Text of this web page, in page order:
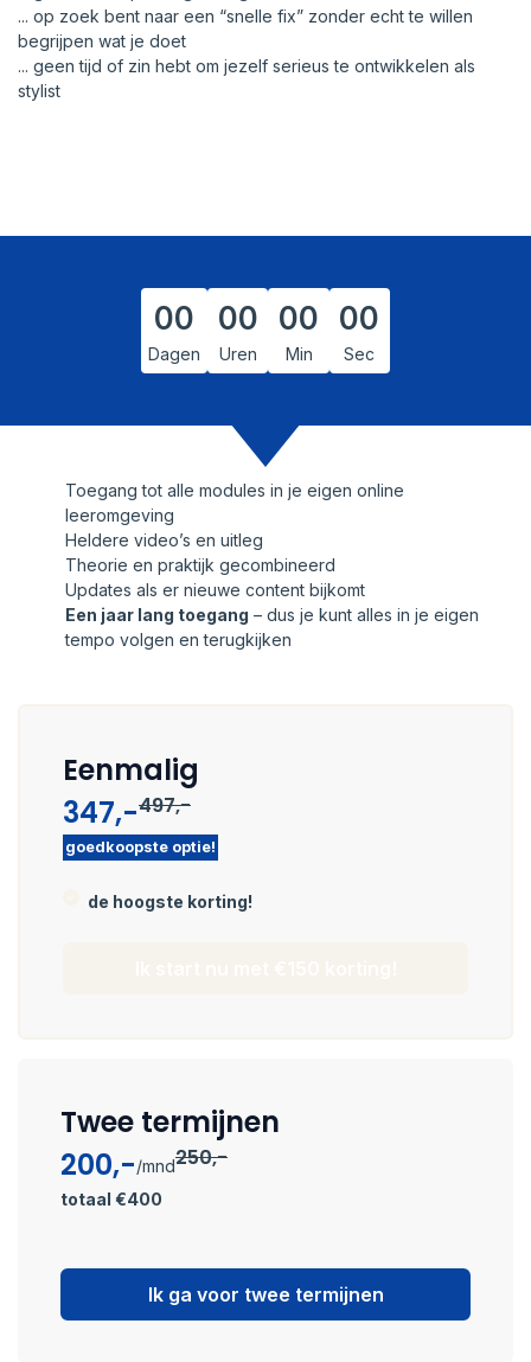
... op zoek bent naar een “snelle fix” zonder echt te willen
begrijpen wat je doet
... geen tijd of zin hebt om jezelf serieus te ontwikkelen als
stylist
00
Dagen
00
Uren
00
Min
00
Sec
Toegang tot alle modules in je eigen online
leeromgeving
Heldere video’s en uitleg
Theorie en praktijk gecombineerd
Updates als er nieuwe content bijkomt
Een jaar lang toegang – dus je kunt alles in je eigen
tempo volgen en terugkijken
Eenmalig
347,-497,-
goedkoopste optie!
de hoogste korting!
Twee termijnen
200,-/mnd250,-
totaal €400
Ik ga voor twee termijnen